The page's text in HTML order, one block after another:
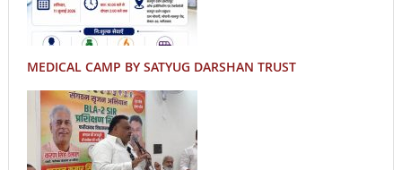
MEDICAL CAMP BY SATYUG DARSHAN TRUST